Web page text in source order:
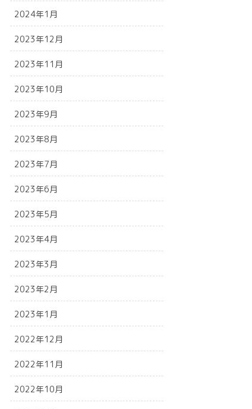
2024年1月
2023年12月
2023年11月
2023年10月
2023年9月
2023年8月
2023年7月
2023年6月
2023年5月
2023年4月
2023年3月
2023年2月
2023年1月
2022年12月
2022年11月
2022年10月